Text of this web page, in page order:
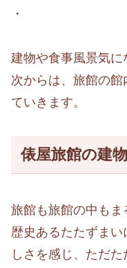
・
建物や食事風景気に
次からは、旅館の
ていきます。
俵屋旅館の建
旅館も旅館の中もま
歴史あるたたずま
しさを感じ、ただた